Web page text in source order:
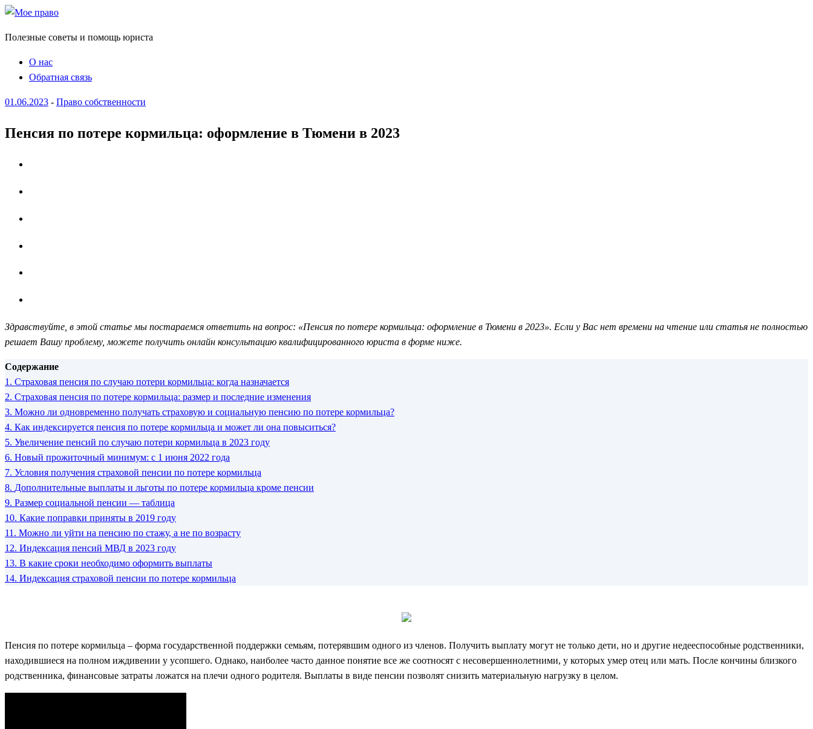
Полезные советы и помощь юриста
О нас
Обратная связь
01.06.2023 - Право собственности
Пенсия по потере кормильца: оформление в Тюмени в 2023
Здравствуйте, в этой статье мы постараемся ответить на вопрос: «Пенсия по потере кормильца: оформление в Тюмени в 2023». Если у Вас нет времени на чтение или статья не полностью
решает Вашу проблему, можете получить онлайн консультацию квалифицированного юриста в форме ниже.
Содержание
1. Страховая пенсия по случаю потери кормильца: когда назначается
2. Страховая пенсия по потере кормильца: размер и последние изменения
3. Можно ли одновременно получать страховую и социальную пенсию по потере кормильца?
4. Как индексируется пенсия по потере кормильца и может ли она повыситься?
5. Увеличение пенсий по случаю потери кормильца в 2023 году
6. Новый прожиточный минимум: с 1 июня 2022 года
7. Условия получения страховой пенсии по потере кормильца
8. Дополнительные выплаты и льготы по потере кормильца кроме пенсии
9. Размер социальной пенсии — таблица
10. Какие поправки приняты в 2019 году
11. Можно ли уйти на пенсию по стажу, а не по возрасту
12. Индексация пенсий МВД в 2023 году
13. В какие сроки необходимо оформить выплаты
14. Индексация страховой пенсии по потере кормильца
Пенсия по потере кормильца – форма государственной поддержки семьям, потерявшим одного из членов. Получить выплату могут не только дети, но и другие недееспособные родственники,
находившиеся на полном иждивении у усопшего. Однако, наиболее часто данное понятие все же соотносят с несовершеннолетними, у которых умер отец или мать. После кончины близкого
родственника, финансовые затраты ложатся на плечи одного родителя. Выплаты в виде пенсии позволят снизить материальную нагрузку в целом.